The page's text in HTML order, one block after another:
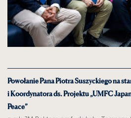
Powołanie Pana Piotra Suszyckiego na
i Koordynatora ds. Projektu „UMFC
Peace”